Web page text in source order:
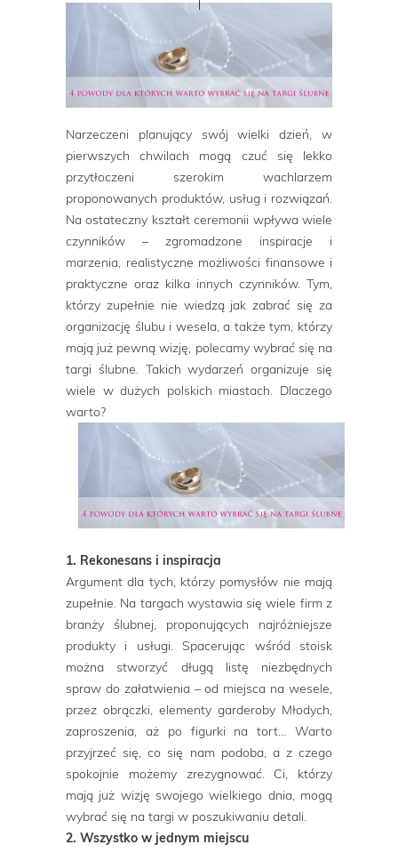
Narzeczeni planujący swój wielki dzień, w
pierwszych chwilach mogą czuć się lekko
przytłoczeni szerokim wachlarzem
proponowanych produktów, usług i rozwiązań.
Na ostateczny kształt ceremonii wpływa wiele
czynników – zgromadzone inspiracje i
marzenia, realistyczne możliwości finansowe i
praktyczne oraz kilka innych czynników. Tym,
którzy zupełnie nie wiedzą jak zabrać się za
organizację ślubu i wesela, a także tym, którzy
mają już pewną wizję, polecamy wybrać się na
targi ślubne. Takich wydarzeń organizuje się
wiele w dużych polskich miastach. Dlaczego
warto?
1. Rekonesans i inspiracja
Argument dla tych, którzy pomysłów nie mają
zupełnie. Na targach wystawia się wiele firm z
branży ślubnej, proponujących najróżniejsze
produkty i usługi. Spacerując wśród stoisk
można stworzyć długą listę niezbędnych
spraw do załatwienia – od miejsca na wesele,
przez obrączki, elementy garderoby Młodych,
zaproszenia, aż po figurki na tort… Warto
przyjrzeć się, co się nam podoba, a z czego
spokojnie możemy zrezygnować. Ci, którzy
mają już wizję swojego wielkiego dnia, mogą
wybrać się na targi w poszukiwaniu detali.
2. Wszystko w jednym miejscu